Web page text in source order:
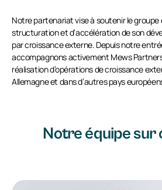
Notre partenariat vise à soutenir le groupe
structuration et d’accélération de son
par croissance externe. Depuis notre
accompagnons activement Mews
réalisation d’opérations de croissance
Allemagne et dans d’autres pays
Notre équipe sur